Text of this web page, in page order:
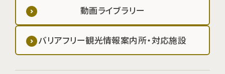
動画ライブラリー
バリアフリー観光情報案内所・対応施設